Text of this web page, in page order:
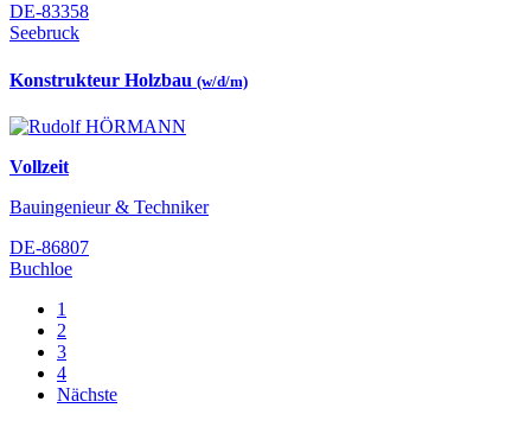
DE-83358
Seebruck
Konstrukteur Holzbau (w/d/m)
Vollzeit
Bauingenieur & Techniker
DE-86807
Buchloe
1
2
3
4
Nächste